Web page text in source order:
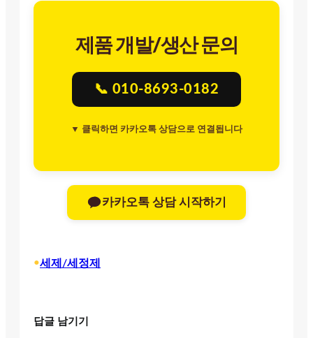
제품 개발/생산 문의
📞 010-8693-0182
▼ 클릭하면 카카오톡 상담으로 연결됩니다
카카오톡 상담 시작하기
•세제/세정제
답글 남기기